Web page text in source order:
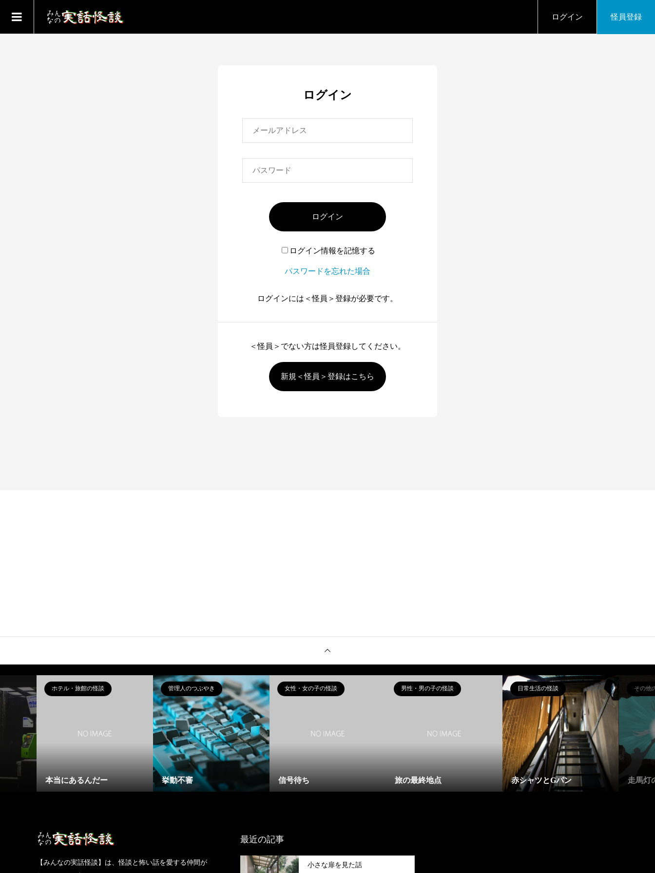
ログイン 怪員登録
ログイン
ログイン
ログイン情報を記憶する
パスワードを忘れた場合
ログインには＜怪員＞登録が必要です。
＜怪員＞でない方は怪員登録してください。
新規＜怪員＞登録はこちら
ホテル・旅館の怪談
本当にあるんだー
管理人のつぶやき
挙動不審
女性・女の子の怪談
信号待ち
男性・男の子の怪談
旅の最終地点
日常生活の怪談
赤シャツとGパン
その他
走馬灯
【みんなの実話怪談】は、怪談と怖い話を愛する仲間が
最近の記事
小さな扉を見た話